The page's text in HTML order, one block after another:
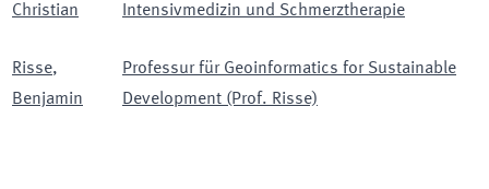
Christian
Intensivmedizin und Schmerztherapie
Risse,
Benjamin
Professur für Geoinformatics for Sustainable
Development (Prof. Risse)